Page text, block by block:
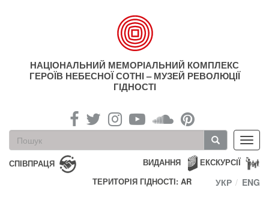
НАЦІОНАЛЬНИЙ МЕМОРІАЛЬНИЙ КОМПЛЕКС
ГЕРОЇВ НЕБЕСНОЇ СОТНІ – МУЗЕЙ РЕВОЛЮЦІЇ
ГІДНОСТІ
Пошукова
форма
Пошук
СПІВПРАЦЯ ЕКСКУРСІЇ
ВИДАННЯ
ТЕРИТОРІЯ ГІДНОСТІ: AR
УКР ENG